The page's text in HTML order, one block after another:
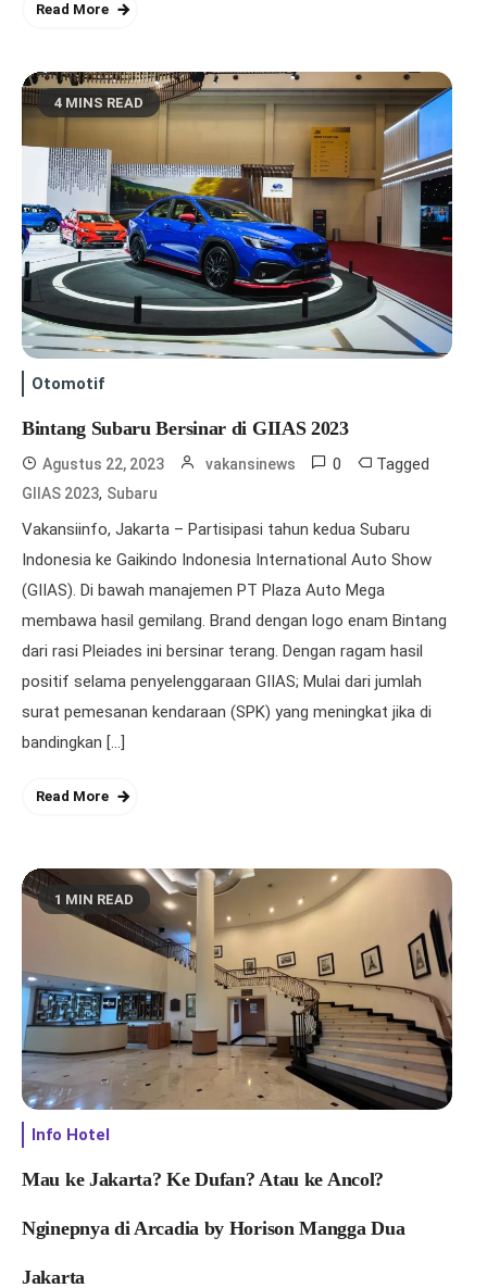
Read More
4 MINS READ
Otomotif
Bintang Subaru Bersinar di GIIAS 2023
Agustus 22, 2023 vakansinews 0 Tagged
GIIAS 2023, Subaru
Vakansiinfo, Jakarta – Partisipasi tahun kedua Subaru
Indonesia ke Gaikindo Indonesia International Auto Show
(GIIAS). Di bawah manajemen PT Plaza Auto Mega
membawa hasil gemilang. Brand dengan logo enam Bintang
dari rasi Pleiades ini bersinar terang. Dengan ragam hasil
positif selama penyelenggaraan GIIAS; Mulai dari jumlah
surat pemesanan kendaraan (SPK) yang meningkat jika di
bandingkan […]
Read More
1 MIN READ
Info Hotel
Mau ke Jakarta? Ke Dufan? Atau ke Ancol?
Nginepnya di Arcadia by Horison Mangga Dua
Jakarta